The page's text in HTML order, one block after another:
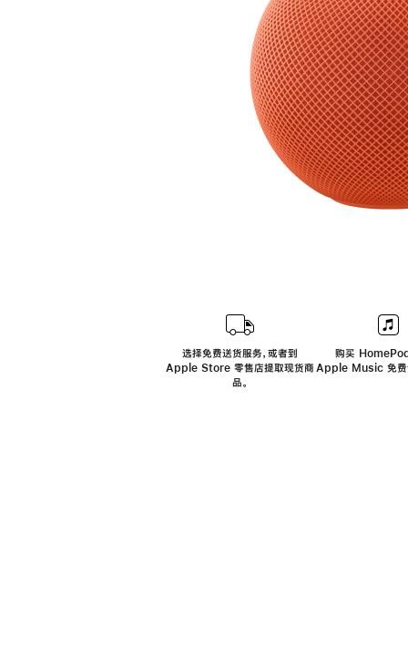
选择免费送货服务，或者到
Apple Store 零售店提取现货商
品。
购买
Apple Music 免费